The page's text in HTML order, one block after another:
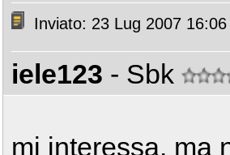
Inviato: 23 Lug 2007 16:06
iele123 - Sbk
mi interessa. ma